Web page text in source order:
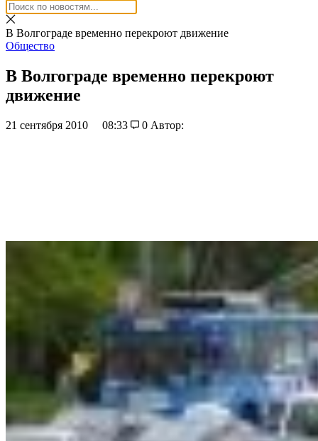
В Волгограде временно перекроют движение
Общество
В Волгограде временно перекроют
движение
21 сентября 2010 08:33 0 Автор: